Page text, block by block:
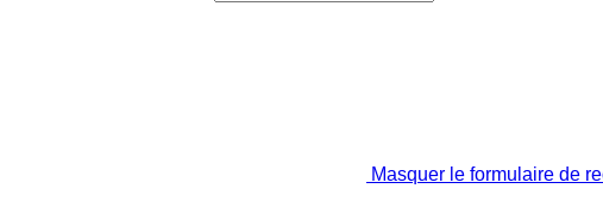
Masquer le formulaire de